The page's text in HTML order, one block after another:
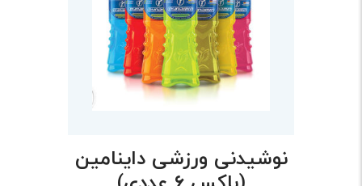
نوشیدنی ورزشی داینامین